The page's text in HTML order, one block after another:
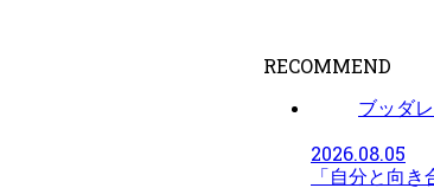
RECOMMEND
ブッダ
2026.08.05
「自分と向